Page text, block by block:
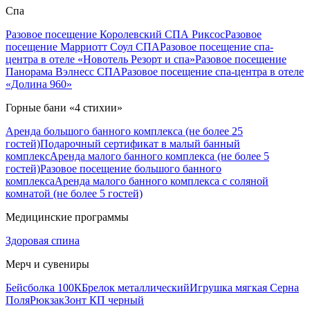
Спа
Разовое посещение Королевский СПА РиксосРазовое
посещение Марриотт Соул СПАРазовое посещение спа-
центра в отеле «Новотель Резорт и спа»Разовое посещение
Панорама Вэлнесс СПАРазовое посещение спа-центра в отеле
«Долина 960»
Горные бани «4 стихии»
Аренда большого банного комплекса (не более 25
гостей)Подарочный сертификат в малый банный
комплексАренда малого банного комплекса (не более 5
гостей)Разовое посещение большого банного
комплексаАренда малого банного комплекса с соляной
комнатой (не более 5 гостей)
Медицинские программы
Здоровая спина
Мерч и сувениры
Бейсболка 100КБрелок металлическийИгрушка мягкая Серна
ПоляРюкзакЗонт КП черный